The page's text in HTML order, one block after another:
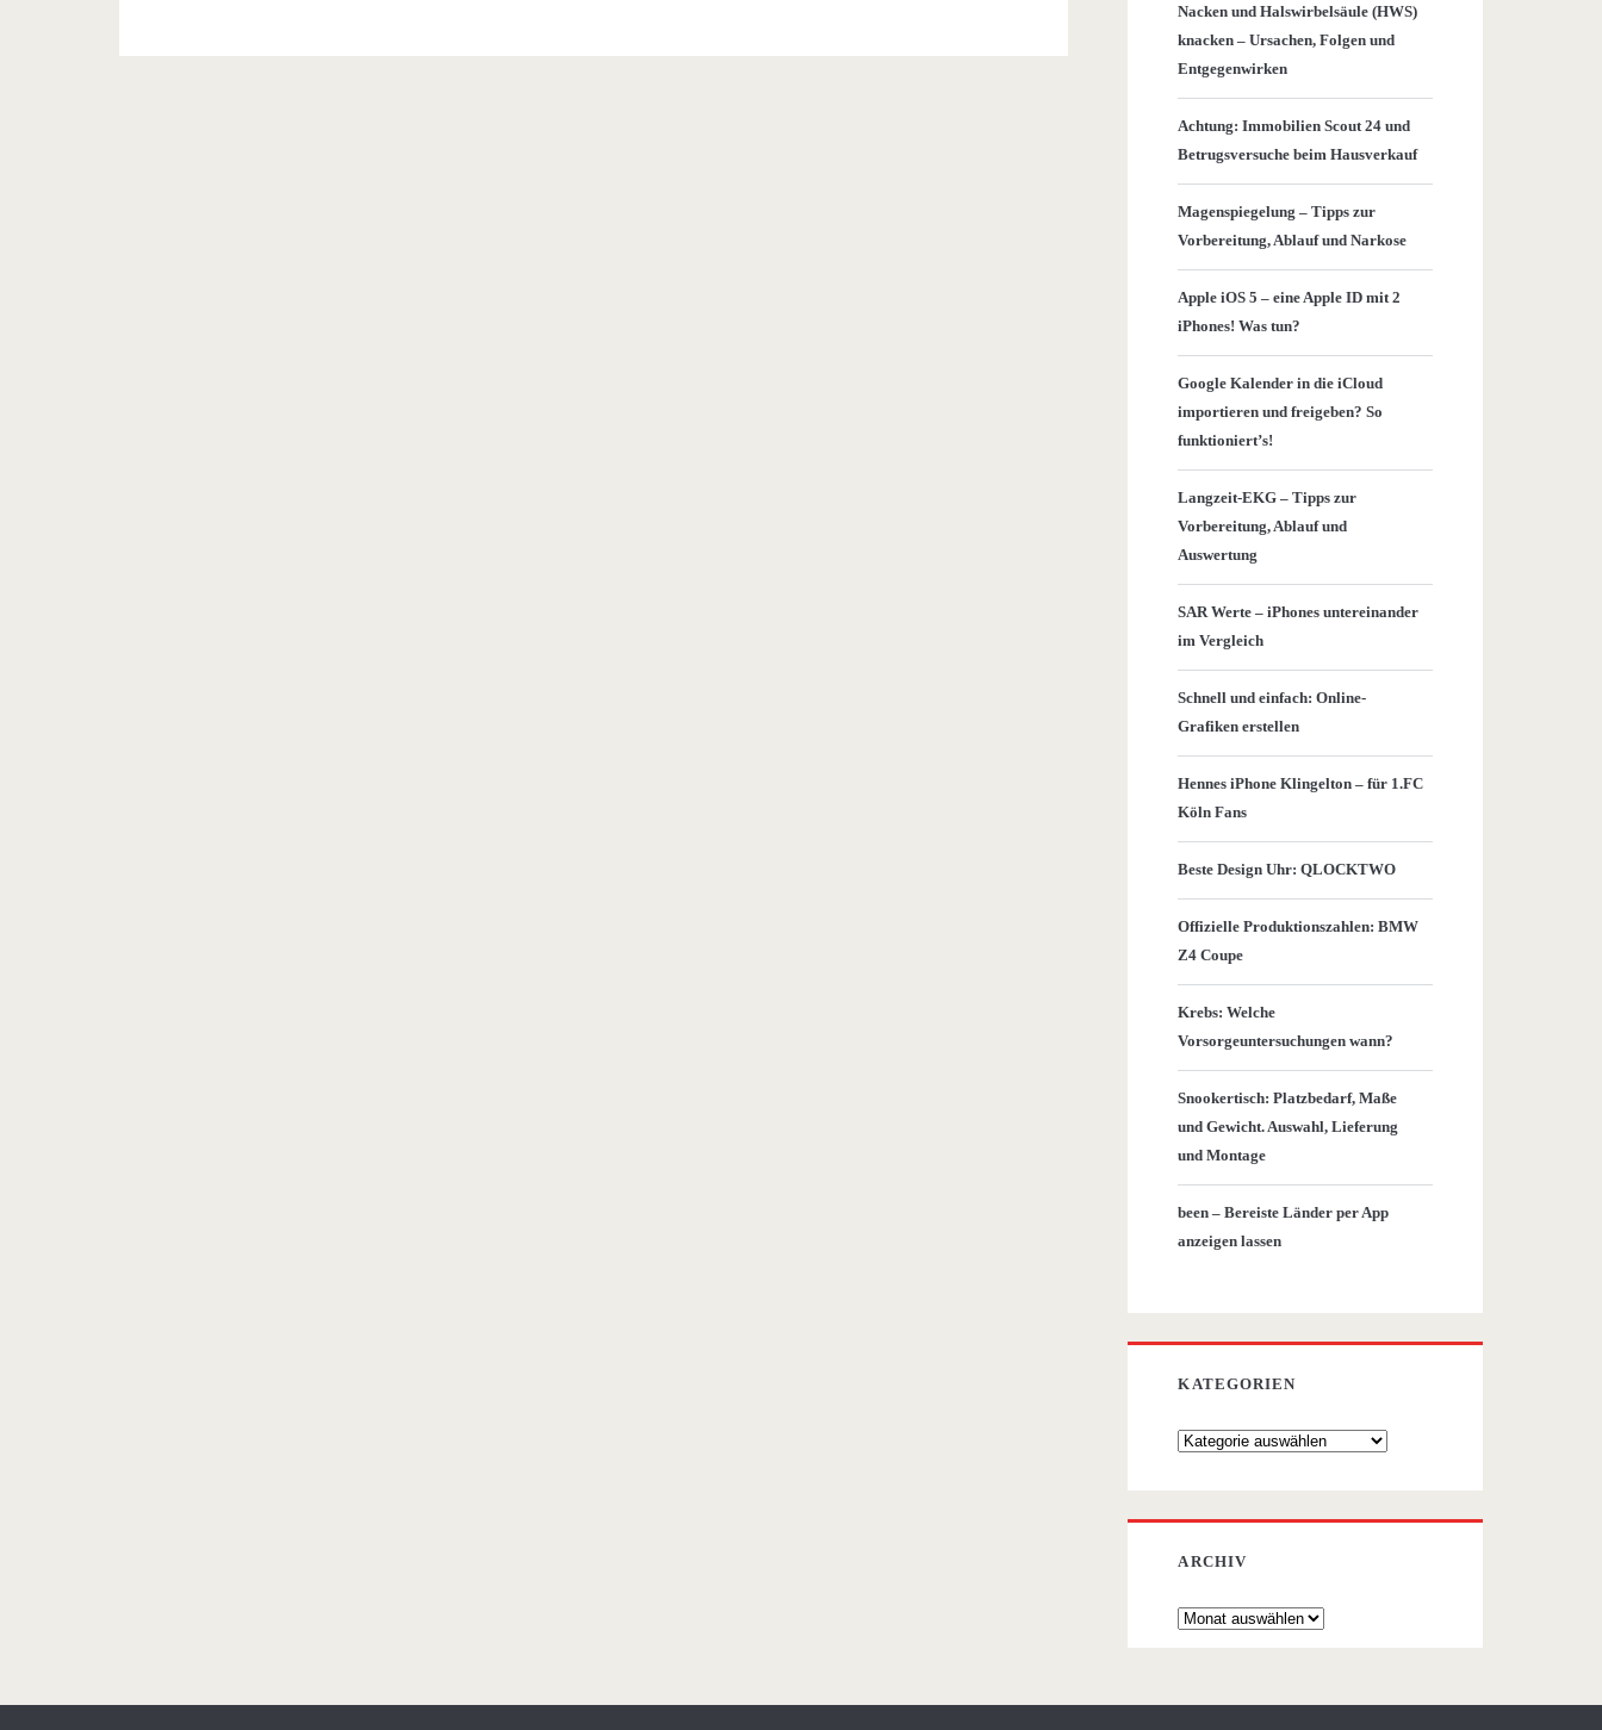
Nacken und Halswirbelsäule (HWS)
knacken – Ursachen, Folgen und
Entgegenwirken
Achtung: Immobilien Scout 24 und
Betrugsversuche beim Hausverkauf
Magenspiegelung – Tipps zur
Vorbereitung, Ablauf und Narkose
Apple iOS 5 – eine Apple ID mit 2
iPhones! Was tun?
Google Kalender in die iCloud
importieren und freigeben? So
funktioniert’s!
Langzeit-EKG – Tipps zur
Vorbereitung, Ablauf und
Auswertung
SAR Werte – iPhones untereinander
im Vergleich
Schnell und einfach: Online-
Grafiken erstellen
Hennes iPhone Klingelton – für 1.FC
Köln Fans
Beste Design Uhr: QLOCKTWO
Offizielle Produktionszahlen: BMW
Z4 Coupe
Krebs: Welche
Vorsorgeuntersuchungen wann?
Snookertisch: Platzbedarf, Maße
und Gewicht. Auswahl, Lieferung
und Montage
been – Bereiste Länder per App
anzeigen lassen
KATEGORIEN
Kategorien
ARCHIV
Archiv